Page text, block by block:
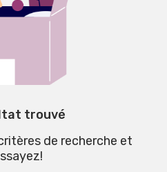
trouvé
de recherche et